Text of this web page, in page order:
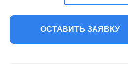
ОСТАВИТЬ ЗАЯВКУ